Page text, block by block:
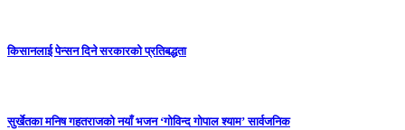
किसानलाई पेन्सन दिने सरकारको प्रतिबद्धता
सुर्खेतका मनिष गहतराजको नयाँ भजन ‘गोविन्द गोपाल श्याम’ सार्वजनिक